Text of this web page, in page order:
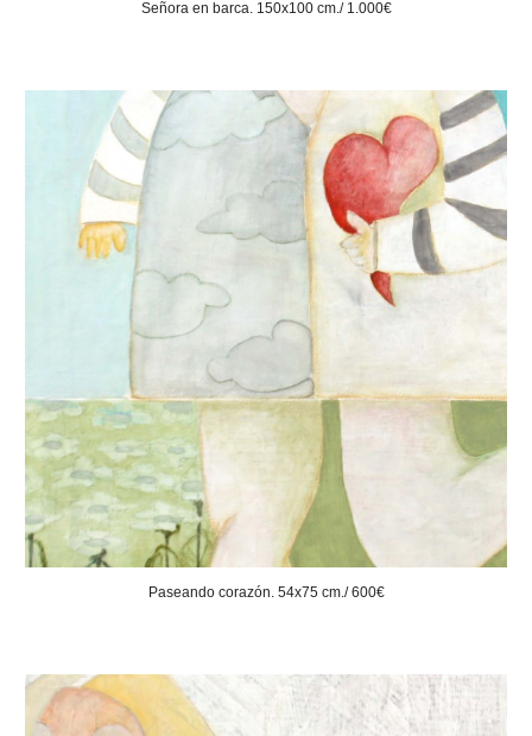
Señora en barca. 150x100 cm./ 1.000€
Paseando corazón. 54x75 cm./ 600€